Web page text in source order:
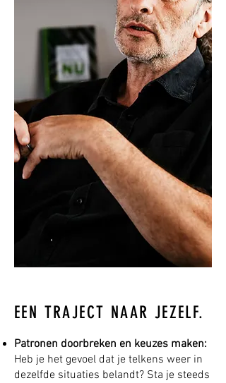
EEN TRAJECT NAAR JEZELF.
Patronen doorbreken en keuzes maken:
Heb je het gevoel dat je telkens weer in
dezelfde situaties belandt? Sta je steeds